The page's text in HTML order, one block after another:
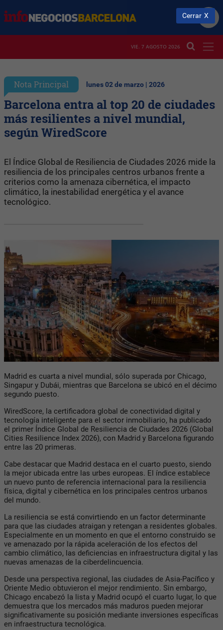
VIE. 7 AGOSTO 2026
Nota Principal lunes 02 de marzo | 2026
Barcelona entra al top 20 de ciudades
más resilientes a nivel mundial,
según WiredScore
El Índice Global de Resiliencia de Ciudades 2026 mide la
resiliencia de los principales centros urbanos frente a
criterios como la amenaza cibernética, el impacto
climático, la inestabilidad energética y el avance
tecnológico.
Madrid es cuarta a nivel mundial, sólo superada por Chicago,
Singapur y Dubái, mientras que Barcelona se ubicó en el décimo
segundo puesto.
WiredScore, la certificadora global de conectividad digital y
tecnología inteligente para el sector inmobiliario, ha publicado
el primer Índice Global de Resiliencia de Ciudades 2026 (Global
Cities Resilience Index 2026), con Madrid y Barcelona figurando
entre las 20 primeras.
Cabe destacar que Madrid destaca en el cuarto puesto, siendo
la mejor ubicada entre las urbes europeas. El índice establece
un nuevo punto de referencia internacional para la resiliencia
física, digital y cibernética en los principales centros urbanos
del mundo.
La resiliencia se está convirtiendo en un factor determinante
para que las ciudades atraigan y retengan a residentes globales.
Especialmente en un momento en que el entorno construido se
ve amenazado por la rápida aceleración de los efectos del
cambio climático, las deficiencias en infraestructura digital y las
nuevas amenazas de la ciberdelincuencia.
Desde una perspectiva regional, las ciudades de Asia-Pacífico y
Oriente Medio obtuvieron el mejor rendimiento. Sin embargo,
Chicago encabezó la lista y Madrid ocupó el cuarto lugar, lo que
demuestra que los mercados más maduros pueden mejorar
significativamente su posición mediante inversiones específicas
en infraestructura tecnológica.
Cerrar